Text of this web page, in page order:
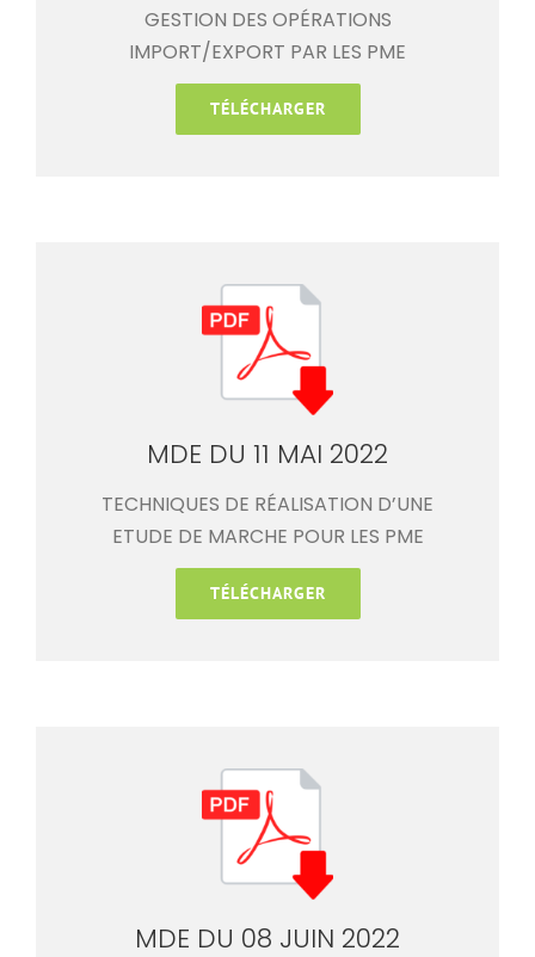
GESTION DES OPÉRATIONS
IMPORT/EXPORT PAR LES PME
TÉLÉCHARGER
MDE DU 11 MAI 2022
TECHNIQUES DE RÉALISATION D’UNE
ETUDE DE MARCHE POUR LES PME
TÉLÉCHARGER
MDE DU 08 JUIN 2022